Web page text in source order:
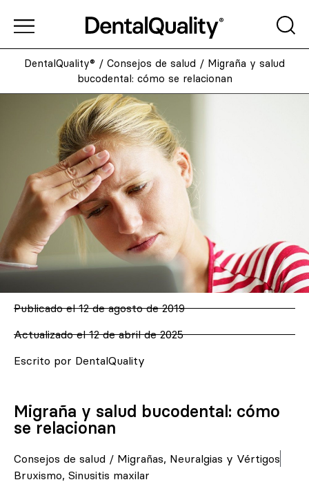
DentalQuality® / Consejos de salud / Migraña y salud
bucodental: cómo se relacionan
Publicado el 12 de agosto de 2019
Actualizado el 12 de abril de 2025
Escrito por DentalQuality
Migraña y salud bucodental: cómo
se relacionan
Consejos de salud / Migrañas, Neuralgias y Vértigos
Bruxismo, Sinusitis maxilar